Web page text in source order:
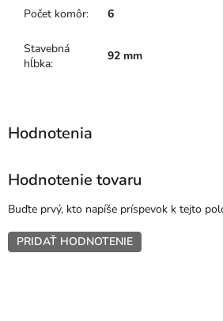
Počet komôr: 6
Stavebná
hĺbka:
92 mm
Hodnotenie tovaru
Buďte prvý, kto napíše príspevok k tejto
PRIDAŤ HODNOTENIE